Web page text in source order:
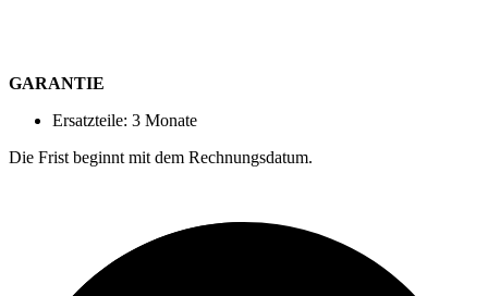
GARANTIE
Ersatzteile: 3 Monate
Die Frist beginnt mit dem Rechnungsdatum.